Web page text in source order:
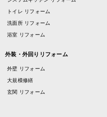
トイレ リフォーム
洗面所 リフォーム
浴室 リフォーム
外装・外回りリフォーム
外壁 リフォーム
大規模修繕
玄関 リフォーム